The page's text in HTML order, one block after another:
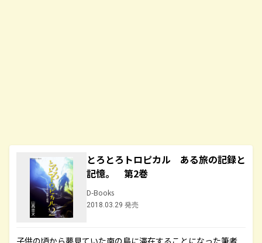
とろとろトロピカル ある旅の記録と
記憶。 第2巻
D-Books
2018.03.29 発売
子供の頃から夢見ていた南の島に滞在することになった筆者